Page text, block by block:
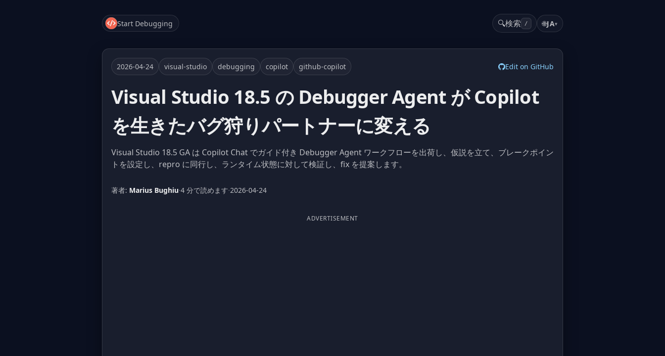
Start Debugging 🔍検索 / 🌐JA▾
2026-04-24 visual-studio debugging copilot github-copilot Edit on GitHub
Visual Studio 18.5 の Debugger Agent が Copilot
を生きたバグ狩りパートナーに変える
Visual Studio 18.5 GA は Copilot Chat でガイド付き Debugger Agent ワークフローを出荷し、仮説を立て、ブレークポイン
トを設定し、repro に同行し、ランタイム状態に対して検証し、fix を提案します。
著者: Marius Bughiu·4 分で読めます·2026-04-24
ADVERTISEMENT